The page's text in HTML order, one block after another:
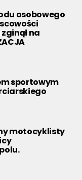
osobowego
na
sportowym
motocyklisty